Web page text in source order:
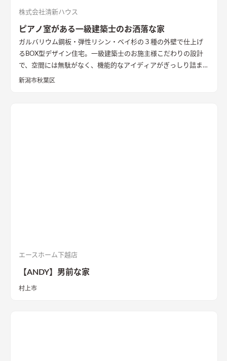
株式会社清新ハウス
ピアノ室がある一級建築士のお洒落な家
ガルバリウム鋼板・弾性リシン・ベイ杉の３種の外壁で仕上げ
るBOX型デザイン住宅。一級建築士のお施主様こだわりの設計
で、空間には無駄がなく、機能的なアイディアがぎっしり詰まっ
た。防音室では思いっきりグランドピアノを弾く。シンプルな
新潟市秋葉区
エースホーム下越店
【ANDY】男前な家
村上市